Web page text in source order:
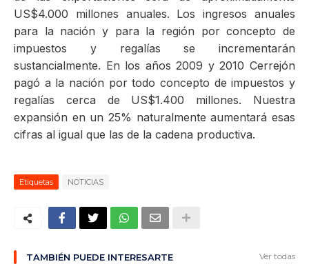
US$4.000 millones anuales. Los ingresos anuales
para la nación y para la región por concepto de
impuestos y regalías se incrementarán
sustancialmente. En los años 2009 y 2010 Cerrejón
pagó a la nación por todo concepto de impuestos y
regalías cerca de US$1.400 millones. Nuestra
expansión en un 25% naturalmente aumentará esas
cifras al igual que las de la cadena productiva.
Etiquetas NOTICIAS
TAMBIÉN PUEDE INTERESARTE Ver todas